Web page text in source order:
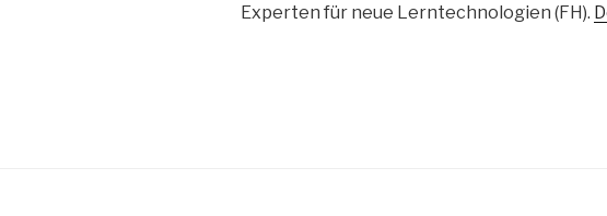
Experten für neue Lerntechnologien (FH).